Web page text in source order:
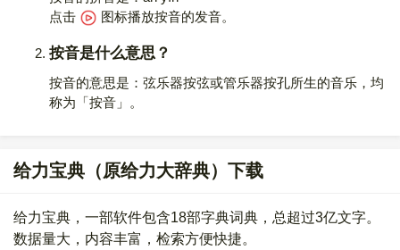
点击
图标播放按音的发音。
按音是什么意思？
按音的意思是：弦乐器按弦或管乐器按孔所生的音乐，均
称为「按音」。
给力宝典（原给力大辞典）下载
给力宝典，一部软件包含18部字典词典，总超过3亿文字。
数据量大，内容丰富，检索方便快捷。